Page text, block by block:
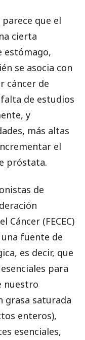
que el
cierta
estómago,
se asocia con
cáncer de
de estudios
y
más altas
el
próstata.
de
Cáncer (FECEC)
fuente de
es decir, que
para
nuestro
grasa saturada
enteros),
esenciales,